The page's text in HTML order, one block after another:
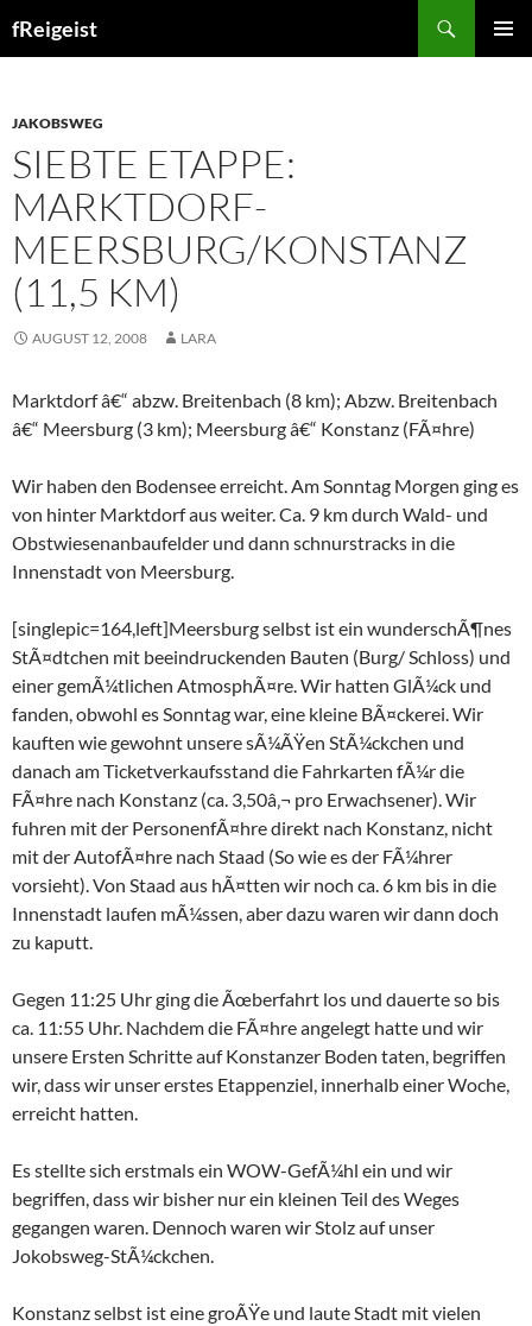
fReigeist
JAKOBSWEG
SIEBTE ETAPPE:
MARKTDORF-
MEERSBURG/KONSTANZ
(11,5 KM)
AUGUST 12, 2008 LARA
Marktdorf â€“ abzw. Breitenbach (8 km); Abzw. Breitenbach
â€“ Meersburg (3 km); Meersburg â€“ Konstanz (FÃ¤hre)
Wir haben den Bodensee erreicht. Am Sonntag Morgen ging es
von hinter Marktdorf aus weiter. Ca. 9 km durch Wald- und
Obstwiesenanbaufelder und dann schnurstracks in die
Innenstadt von Meersburg.
[singlepic=164,left]Meersburg selbst ist ein wunderschÃ¶nes
StÃ¤dtchen mit beeindruckenden Bauten (Burg/ Schloss) und
einer gemÃ¼tlichen AtmosphÃ¤re. Wir hatten GlÃ¼ck und
fanden, obwohl es Sonntag war, eine kleine BÃ¤ckerei. Wir
kauften wie gewohnt unsere sÃ¼ÃŸen StÃ¼ckchen und
danach am Ticketverkaufsstand die Fahrkarten fÃ¼r die
FÃ¤hre nach Konstanz (ca. 3,50â‚¬ pro Erwachsener). Wir
fuhren mit der PersonenfÃ¤hre direkt nach Konstanz, nicht
mit der AutofÃ¤hre nach Staad (So wie es der FÃ¼hrer
vorsieht). Von Staad aus hÃ¤tten wir noch ca. 6 km bis in die
Innenstadt laufen mÃ¼ssen, aber dazu waren wir dann doch
zu kaputt.
Gegen 11:25 Uhr ging die Ãœberfahrt los und dauerte so bis
ca. 11:55 Uhr. Nachdem die FÃ¤hre angelegt hatte und wir
unsere Ersten Schritte auf Konstanzer Boden taten, begriffen
wir, dass wir unser erstes Etappenziel, innerhalb einer Woche,
erreicht hatten.
Es stellte sich erstmals ein WOW-GefÃ¼hl ein und wir
begriffen, dass wir bisher nur ein kleinen Teil des Weges
gegangen waren. Dennoch waren wir Stolz auf unser
Jokobsweg-StÃ¼ckchen.
Konstanz selbst ist eine groÃŸe und laute Stadt mit vielen